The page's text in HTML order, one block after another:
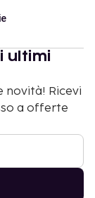
ultimi
novità! Ricevi
a offerte